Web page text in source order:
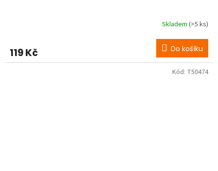
Skladem (>5 ks)
119 Kč Do košíku
Kód: T50474